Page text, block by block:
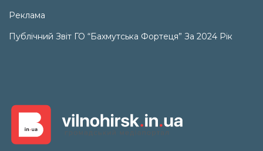
Реклама
Публічний Звіт ГО “Бахмутська Фортеця” За 2024 Рік